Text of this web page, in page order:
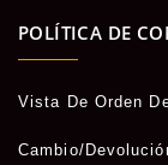
POLÍTICA DE
Vista De Orden
Cambio/